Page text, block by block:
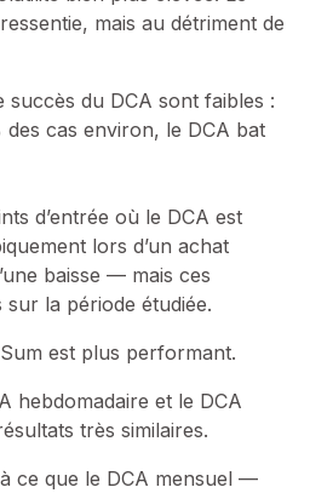
mais au détriment de
succès du DCA sont faibles :
des cas environ, le DCA bat
d’entrée où le DCA est
lors d’un achat
baisse — mais ces
la période étudiée.
est plus performant.
hebdomadaire et le DCA
très similaires.
ce que le DCA mensuel —